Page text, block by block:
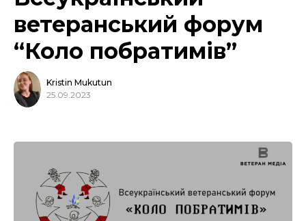
ветеранський форум
“Коло побратимів”
Kristin Mukutun
25.09.2023